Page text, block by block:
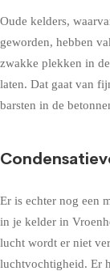
Oude kelders,
geworden, hebben
zwakke plekken in
laten. Dat gaat van
barsten in de
Er is echter nog een
in je kelder in
lucht wordt er niet
luchtvochtigheid. Er